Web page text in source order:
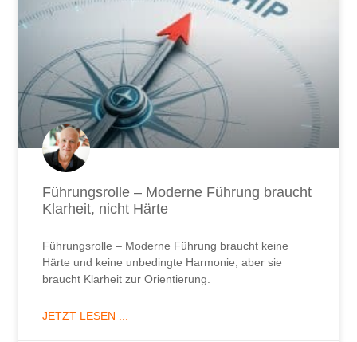
Führungsrolle – Moderne Führung braucht
Klarheit, nicht Härte
Führungsrolle – Moderne Führung braucht keine
Härte und keine unbedingte Harmonie, aber sie
braucht Klarheit zur Orientierung.
JETZT LESEN ...